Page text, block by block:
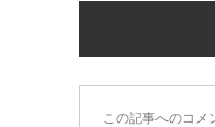
この記事へのコメ